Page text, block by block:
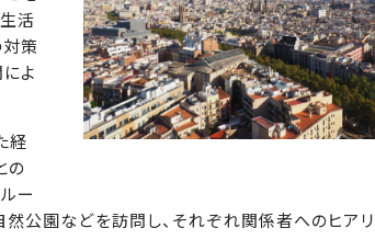
活
策
よ
経
の
ー
公園などを訪問し、それぞれ関係者へのヒアリ